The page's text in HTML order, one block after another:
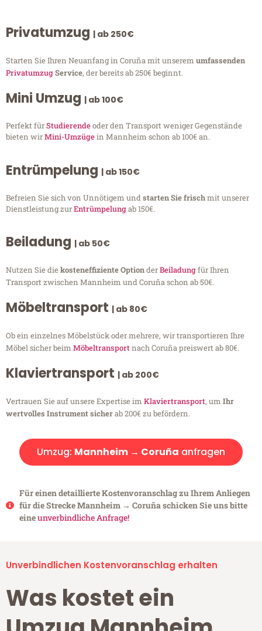
Privatumzug | ab 250€
Starten Sie Ihren Neuanfang in Coruña mit unserem umfassenden
PrivatumzugService, der bereits ab 250€ beginnt.
Mini Umzug | ab 100€
Perfekt fürStudierendeoder den Transport weniger Gegenstände
bieten wirMini-Umzügein Mannheim schon ab 100€ an.
Entrümpelung | ab 150€
Befreien Sie sich von Unnötigem undstarten Sie frischmit unserer
Dienstleistung zurEntrümpelungab 150€.
Beiladung | ab 50€
Nutzen Sie diekosteneffiziente OptionderBeiladungfür Ihren
Transport zwischen Mannheim und Coruña schon ab 50€.
Möbeltransport | ab 80€
Ob ein einzelnes Möbelstück oder mehrere, wir transportieren Ihre
Möbel sicher beim Möbeltransportnach Coruña preiswert ab 80€.
Klaviertransport | ab 200€
Vertrauen Sie auf unsere Expertise im Klaviertransport, um Ihr
wertvolles Instrument sicherab 200€ zu befördern.
Umzug: Mannheim → Coruña anfragen
Für einen detaillierte Kostenvoranschlag zu Ihrem Anliegen
für die Strecke Mannheim → Coruña schicken Sie uns bitte
eineunverbindliche Anfrage!
Unverbindlichen Kostenvoranschlag erhalten
Was kostet ein